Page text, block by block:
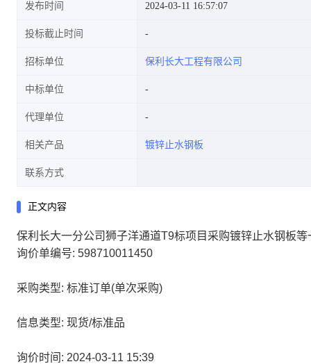
发布时间 2024-03-11 16:57:07
投标截止时间
招标单位 保利长大工程有限公司
中标单位
代理单位
相关产品 镀锌止水钢板
联系方式
正文内容
保利长大一分公司狮子洋通道T9标项目采购镀锌止水钢板等
询价单编号: 598710011450
采购类型: 标准订单(单次采购)
信息类型: 现货/标准品
询价时间: 2024-03-11 15:39